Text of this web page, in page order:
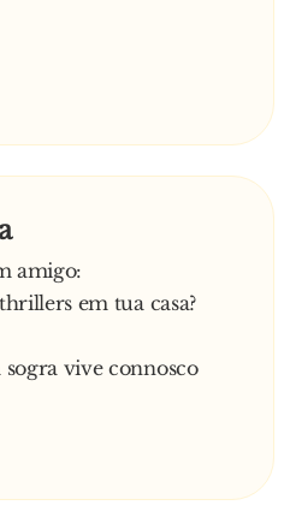
amigo:
em tua casa?
vive connosco